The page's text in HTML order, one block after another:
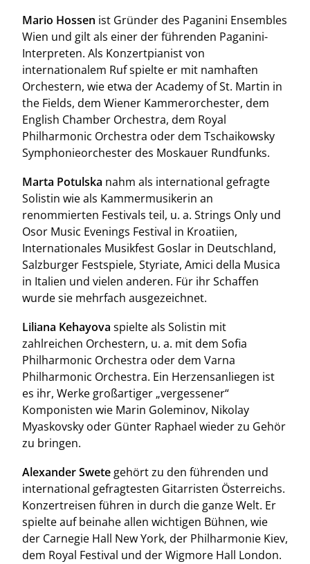
Mario Hossen ist Gründer des Paganini Ensembles
Wien und gilt als einer der führenden Paganini-
Interpreten. Als Konzertpianist von
internationalem Ruf spielte er mit namhaften
Orchestern, wie etwa der Academy of St. Martin in
the Fields, dem Wiener Kammerorchester, dem
English Chamber Orchestra, dem Royal
Philharmonic Orchestra oder dem Tschaikowsky
Symphonieorchester des Moskauer Rundfunks.
Marta Potulska nahm als international gefragte
Solistin wie als Kammermusikerin an
renommierten Festivals teil, u. a. Strings Only und
Osor Music Evenings Festival in Kroatiien,
Internationales Musikfest Goslar in Deutschland,
Salzburger Festspiele, Styriate, Amici della Musica
in Italien und vielen anderen. Für ihr Schaffen
wurde sie mehrfach ausgezeichnet.
Liliana Kehayova spielte als Solistin mit
zahlreichen Orchestern, u. a. mit dem Sofia
Philharmonic Orchestra oder dem Varna
Philharmonic Orchestra. Ein Herzensanliegen ist
es ihr, Werke großartiger „vergessener“
Komponisten wie Marin Goleminov, Nikolay
Myaskovsky oder Günter Raphael wieder zu Gehör
zu bringen.
Alexander Swete gehört zu den führenden und
international gefragtesten Gitarristen Österreichs.
Konzertreisen führen in durch die ganze Welt. Er
spielte auf beinahe allen wichtigen Bühnen, wie
der Carnegie Hall New York, der Philharmonie Kiev,
dem Royal Festival und der Wigmore Hall London.